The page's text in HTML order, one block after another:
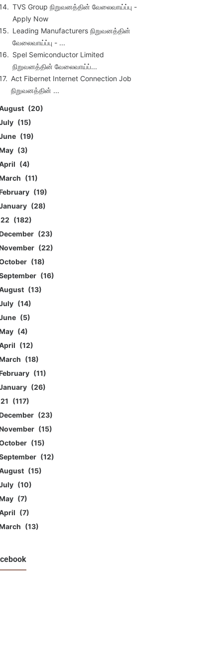
TVS Group நிறுவனத்தின் வேலைவாய்ப்பு -
Apply Now
Leading Manufacturers நிறுவனத்தின்
வேலைவாய்ப்பு - ...
Spel Semiconductor Limited
நிறுவனத்தின் வேலைவாய்ப்...
Act Fibernet Internet Connection Job
நிறுவனத்தின் ...
20
15
19
3
4
11
19
28
182
23
22
18
16
13
14
5
4
12
18
11
26
117
23
15
15
12
15
10
7
7
13